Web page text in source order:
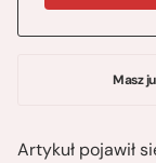
Masz
Artykuł pojawił